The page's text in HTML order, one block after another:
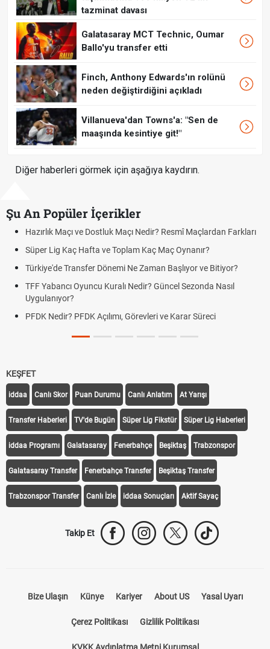
tazminat davası
Galatasaray MCT Technic, Oumar
Ballo'yu transfer etti
Finch, Anthony Edwards'ın rolünü
neden değiştirdiğini açıkladı
Villanueva'dan Towns'a: "Sen de
maaşında kesintiye git!"
Diğer haberleri görmek için aşağıya kaydırın.
Şu An Popüler İçerikler
Maçı ve Dostluk Maçı Nedir? Resmî Maçlardan Farkları
Lig Kaç Hafta ve Toplam Kaç Maç Oynanır?
Transfer Dönemi Ne Zaman Başlıyor ve Bitiyor?
Yabancı Oyuncu Kuralı Nedir? Güncel Sezonda Nasıl
Nedir? PFDK Açılımı, Görevleri ve Karar Süreci
KEŞFET
iddaa Canlı Skor Puan Durumu Canlı Anlatım At Yarışı
Transfer Haberleri TV'de Bugün Süper Lig Fikstür Süper Lig Haberleri
iddaa Programı Galatasaray Fenerbahçe Beşiktaş Trabzonspor
Galatasaray Transfer Fenerbahçe Transfer Beşiktaş Transfer
Trabzonspor Transfer Canlı İzle iddaa Sonuçları Aktif Sayaç